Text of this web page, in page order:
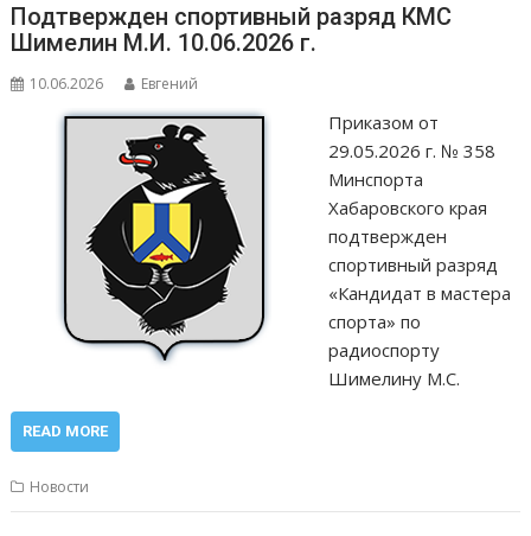
Подтвержден спортивный разряд КМС
Шимелин М.И. 10.06.2026 г.
10.06.2026 Евгений
Приказом от
29.05.2026 г. № 358
Минспорта
Хабаровского края
подтвержден
спортивный разряд
«Кандидат в мастера
спорта» по
радиоспорту
Шимелину М.С.
READ MORE
Новости